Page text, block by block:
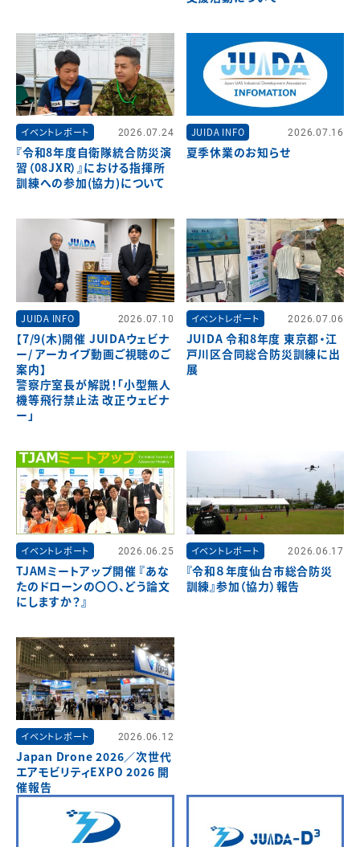
イベントレポート 2026.07.24
『令和8年度自衛隊統合防災演
習（08JXR）』における指揮所
訓練への参加(協力)について
JUIDA INFO 2026.07.16
夏季休業のお知らせ
JUIDA INFO 2026.07.10
【7/9(木)開催 JUIDAウェビナ
ー/ アーカイブ動画ご視聴のご
案内】
警察庁室長が解説！「小型無人
機等飛行禁止法 改正ウェビナ
ー」
イベントレポート 2026.07.06
JUIDA 令和8年度 東京都・江
戸川区合同総合防災訓練に出
展
イベントレポート 2026.06.25
TJAMミートアップ開催 『あな
たのドローンの〇〇、どう論文
にしますか？』
イベントレポート 2026.06.17
『令和８年度仙台市総合防災
訓練』参加（協力）報告
イベントレポート 2026.06.12
Japan Drone 2026／次世代
エアモビリティEXPO 2026 開
催報告